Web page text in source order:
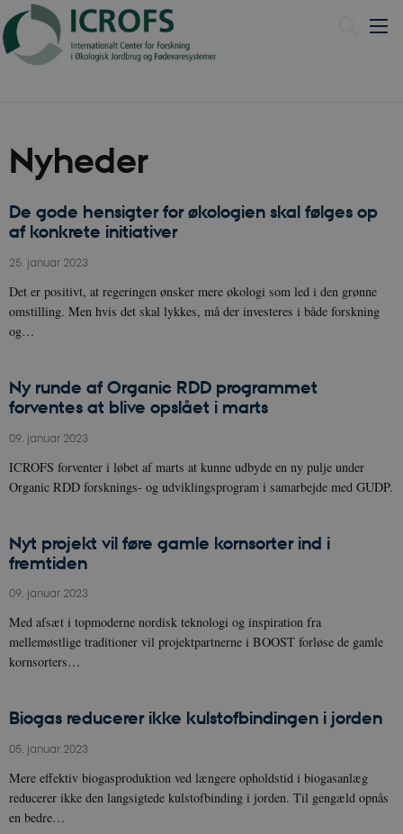
Nyheder
De gode hensigter for økologien skal følges op
af konkrete initiativer
25. januar 2023
Det er positivt, at regeringen ønsker mere økologi som led i den grønne
omstilling. Men hvis det skal lykkes, må der investeres i både forskning
og…
Ny runde af Organic RDD programmet
forventes at blive opslået i marts
09. januar 2023
ICROFS forventer i løbet af marts at kunne udbyde en ny pulje under
Organic RDD forsknings- og udviklingsprogram i samarbejde med GUDP.
Nyt projekt vil føre gamle kornsorter ind i
fremtiden
09. januar 2023
Med afsæt i topmoderne nordisk teknologi og inspiration fra
mellemøstlige traditioner vil projektpartnerne i BOOST forløse de gamle
kornsorters…
Biogas reducerer ikke kulstofbindingen i jorden
05. januar 2023
Mere effektiv biogasproduktion ved længere opholdstid i biogasanlæg
reducerer ikke den langsigtede kulstofbinding i jorden. Til gengæld opnås
en bedre…